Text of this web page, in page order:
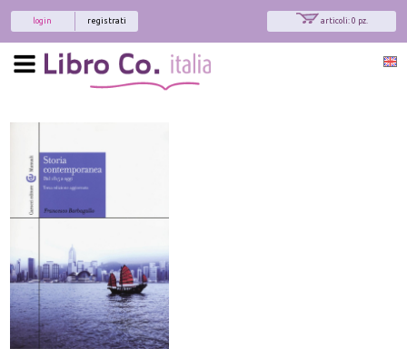
articoli: 0 pz.
registrati
login